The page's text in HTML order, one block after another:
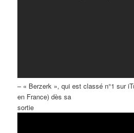
– « Berzerk », qui est classé n°1 sur
en France) dès sa
sortie